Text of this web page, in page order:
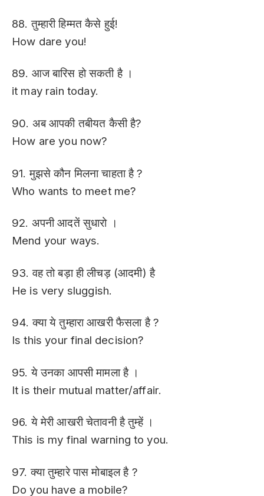
88. तुम्हारी हिम्मत कैसे हुई!
How dare you!
89. आज बारिस हो सकती है ।
it may rain today.
90. अब आपकी तबीयत कैसी है?
How are you now?
91. मुझसे कौन मिलना चाहता है ?
Who wants to meet me?
92. अपनी आदतें सुधारो ।
Mend your ways.
93. वह तो बड़ा ही लीचड़ (आदमी) है
He is very sluggish.
94. क्या ये तुम्हारा आखरी फैसला है ?
Is this your final decision?
95. ये उनका आपसी मामला है ।
It is their mutual matter/affair.
96. ये मेरी आखरी चेतावनी है तुम्हें ।
This is my final warning to you.
97. क्या तुम्हारे पास मोबाइल है ?
Do you have a mobile?